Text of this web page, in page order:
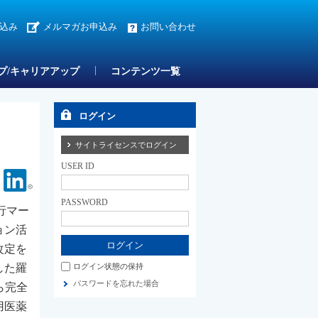
み メルマガお申込み お問い合わせ
/キャリアアップ コンテンツ一覧
Facebook Linkedin
マー
ン活
定を
た羅
完全
医薬
ログイン
サイトライセンスでログイン
USER ID
PASSWORD
ログイン状態の保持
パスワードを忘れた場合